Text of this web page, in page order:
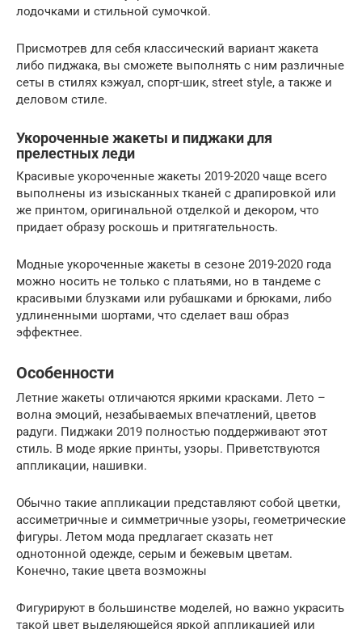
лодочками и стильной сумочкой.
Присмотрев для себя классический вариант жакета
либо пиджака, вы сможете выполнять с ним различные
сеты в стилях кэжуал, спорт-шик, street style, а также и
деловом стиле.
Укороченные жакеты и пиджаки для
прелестных леди
Красивые укороченные жакеты 2019-2020 чаще всего
выполнены из изысканных тканей с драпировкой или
же принтом, оригинальной отделкой и декором, что
придает образу роскошь и притягательность.
Модные укороченные жакеты в сезоне 2019-2020 года
можно носить не только с платьями, но в тандеме с
красивыми блузками или рубашками и брюками, либо
удлиненными шортами, что сделает ваш образ
эффектнее.
Особенности
Летние жакеты отличаются яркими красками. Лето –
волна эмоций, незабываемых впечатлений, цветов
радуги. Пиджаки 2019 полностью поддерживают этот
стиль. В моде яркие принты, узоры. Приветствуются
аппликации, нашивки.
Обычно такие аппликации представляют собой цветки,
ассиметричные и симметричные узоры, геометрические
фигуры. Летом мода предлагает сказать нет
однотонной одежде, серым и бежевым цветам.
Конечно, такие цвета возможны
Фигурируют в большинстве моделей, но важно украсить
такой цвет выделяющейся яркой аппликацией или